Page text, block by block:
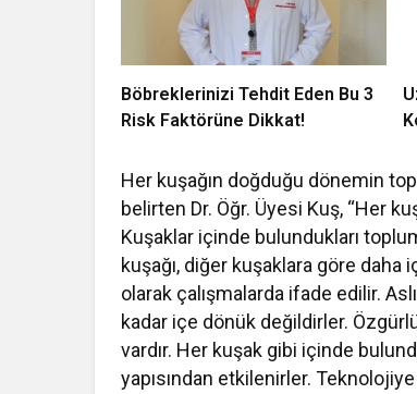
Böbreklerinizi Tehdit Eden Bu 3
Risk Faktörüne Dikkat!
Her kuşağın doğduğu dönemin
belirten Dr. Öğr. Üyesi Kuş, “Her
Kuşaklar içinde bulundukları
kuşağı, diğer kuşaklara göre
olarak çalışmalarda ifade edilir.
kadar içe dönük değildirler.
vardır. Her kuşak gibi içinde
yapısından etkilenirler. Teknolojiye